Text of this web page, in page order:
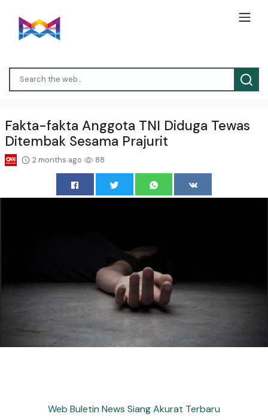
Fakta-fakta Anggota TNI Diduga Tewas
Ditembak Sesama Prajurit
2 months ago 88
Web Buletin News Siang Akurat Terbaru